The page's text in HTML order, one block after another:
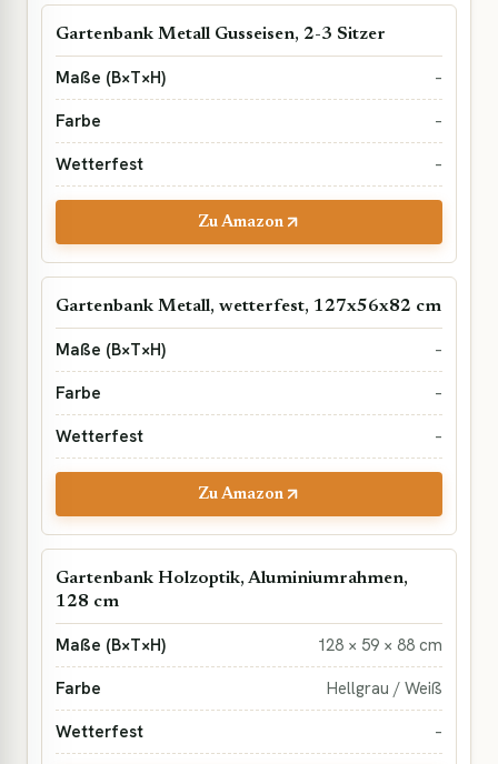
Gartenbank Metall Gusseisen, 2-3 Sitzer
–
–
–
Zu Amazon
Gartenbank Metall, wetterfest, 127x56x82 cm
–
–
–
Zu Amazon
Gartenbank Holzoptik, Aluminiumrahmen,
128 cm
128 × 59 × 88 cm
Hellgrau / Weiß
–